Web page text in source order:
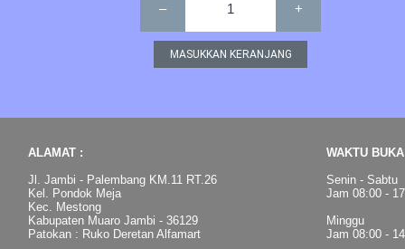
– 1 +
ALAMAT :
Jl. Jambi - Palembang KM.11 RT.26
Kel. Pondok Meja
Kec. Mestong
Kabupaten Muaro Jambi - 36129
Patokan : Ruko Deretan Alfamart
WAKTU
Senin - Sabtu
Jam 08:00 -
Minggu
Jam 08:00 -